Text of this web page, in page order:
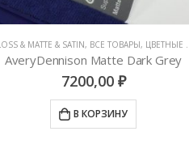
,ВСЕ ТОВАРЫ, ЦВЕТНЫЕ ВИНИЛОВЫЕ ПЛЕНКИ
& MATTE & SATIN, ВСЕ ТОВАРЫ, ЦВЕТНЫЕ ВИНИЛОВЫЕ ПЛЕНКИ
AveryDennison Matte Dark Grey
7200,00 ₽
В КОРЗИНУ